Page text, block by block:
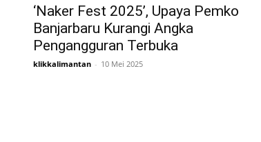
‘Naker Fest 2025’, Upaya Pemko
Banjarbaru Kurangi Angka
Pengangguran Terbuka
klikkalimantan - 10 Mei 2025